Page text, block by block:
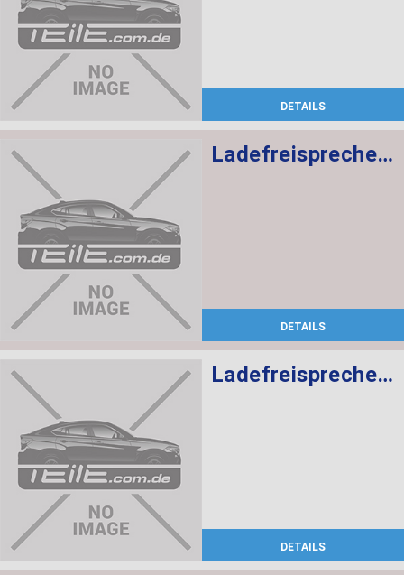
DETAILS
Ladefreisprechelektronik High BASIS SVS MULF2
DETAILS
Ladefreisprechelektronik High BASIS SVS MULF2
DETAILS